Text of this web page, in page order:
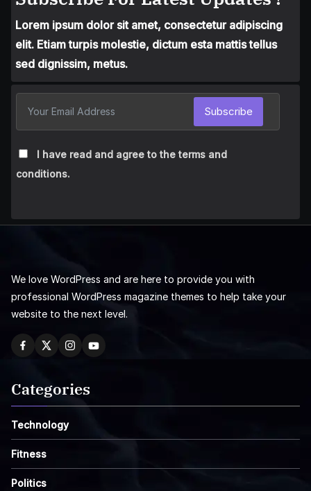
Lorem ipsum dolor sit amet, consectetur adipiscing
elit. Etiam turpis molestie, dictum esta mattis tellus
sed dignissim, metus.
I have read and agree to the terms and
conditions.
Subscribe
We love WordPress and are here to provide you with
professional WordPress magazine themes to help take your
website to the next level.
Categories
Technology
Fitness
Politics